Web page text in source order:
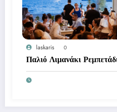
laskaris 0
Παλιό Λιμανάκι